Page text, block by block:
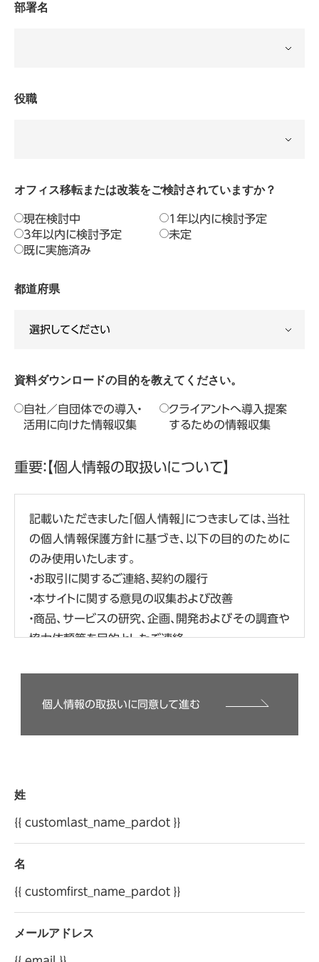
部署名
役職
オフィス移転または改装をご検討されていますか？
現在検討中
1年以内に検討予定
3年以内に検討予定
未定
既に実施済み
都道府県
資料ダウンロードの目的を教えてください。
自社／自団体での導入・
活用に向けた情報収集
クライアントへ導入提案
するための情報収集
重要：【個人情報の取扱いについて】
記載いただきました「個人情報」につきましては、当社
の個人情報保護方針に基づき、以下の目的のために
のみ使用いたします。
・お取引に関するご連絡、契約の履行
・本サイトに関する意見の収集および改善
・商品、サービスの研究、企画、開発およびその調査や
協力依頼等を目的としたご連絡
結果に基づくものを含みます）
・お客様のお問合せ、ご要望へのご対応
は、本サイトの提供にかかる業務または利用目的の
示する場合がございます。
を求められた場合には、遅滞なくその調査を行い、特
別な理由のない限りこれに応じます。「開示等の求め」
個人情報の取扱いに同意して進む
姓
{{ customlast_name_pardot }}
名
{{ customfirst_name_pardot }}
メールアドレス